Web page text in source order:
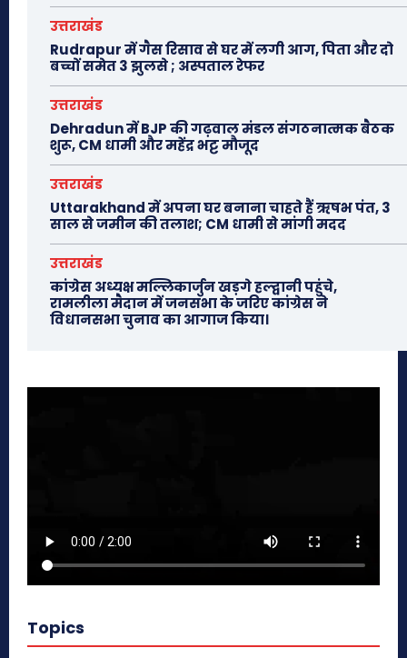
उत्तराखंड
Rudrapur में गैस रिसाव से घर में लगी आग, पिता और दो
बच्चों समेत 3 झुलसे ; अस्पताल रेफर
उत्तराखंड
Dehradun में BJP की गढ़वाल मंडल संगठनात्मक बैठक
शुरू, CM धामी और महेंद्र भट्ट मौजूद
उत्तराखंड
Uttarakhand में अपना घर बनाना चाहते हैं ऋषभ पंत, 3
साल से जमीन की तलाश; CM धामी से मांगी मदद
उत्तराखंड
कांग्रेस अध्यक्ष मल्लिकार्जुन खड़गे हल्द्वानी पहुंचे,
रामलीला मैदान में जनसभा के जरिए कांग्रेस ने
विधानसभा चुनाव का आगाज किया।
Topics